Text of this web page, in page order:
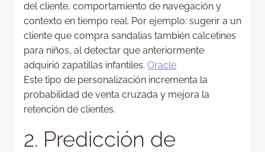
del cliente, comportamiento de navegación y
contexto en tiempo real. Por ejemplo: sugerir a un
cliente que compra sandalias también calcetines
para niños, al detectar que anteriormente
adquirió zapatillas infantiles. Oracle
Este tipo de personalización incrementa la
probabilidad de venta cruzada y mejora la
retención de clientes.
2. Predicción de